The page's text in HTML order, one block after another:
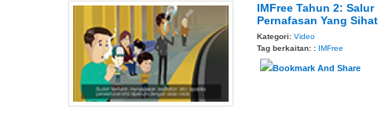
IMFree Tahun 2: Salur
Pernafasan Yang Sihat
Kategori: Video
Tag berkaitan: : IMFree